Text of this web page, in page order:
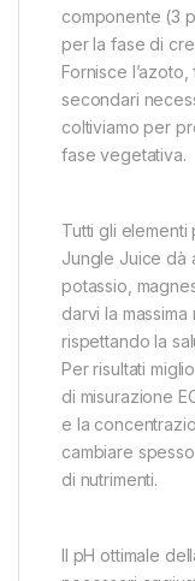
componente (3
per la fase di
Fornisce
secondari
coltiviamo per
fase vegetativa.
Tutti gli elementi
Jungle Juice dà
potassio,
darvi la
rispettando la
Per risultati
di misurazione
e la
cambiare
di nutrimenti.
Il pH ottimale